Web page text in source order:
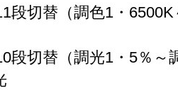
段切替（調色1・
段切替（調光1・5％～